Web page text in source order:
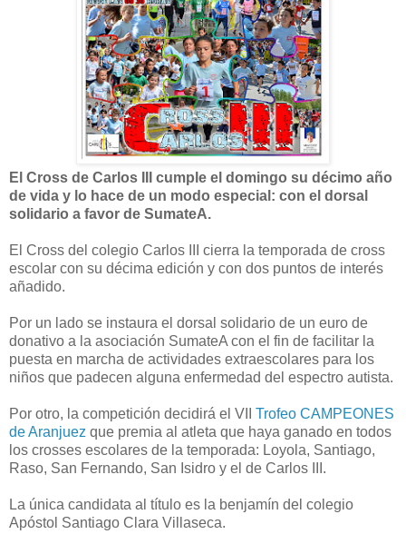
El Cross de Carlos III cumple el domingo su décimo año
de vida y lo hace de un modo especial: con el dorsal
solidario a favor de SumateA.
El Cross del colegio Carlos III cierra la temporada de cross
escolar con su décima edición y con dos puntos de interés
añadido.
Por un lado se instaura el dorsal solidario de un euro de
donativo a la asociación SumateA con el fin de facilitar la
puesta en marcha de actividades extraescolares para los
niños que padecen alguna enfermedad del espectro autista.
Por otro, la competición decidirá el VII Trofeo CAMPEONES
de Aranjuez que premia al atleta que haya ganado en todos
los crosses escolares de la temporada: Loyola, Santiago,
Raso, San Fernando, San Isidro y el de Carlos III.
La única candidata al título es la benjamín del colegio
Apóstol Santiago Clara Villaseca.